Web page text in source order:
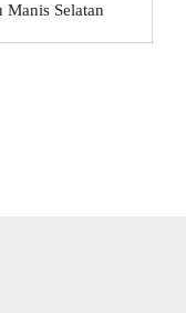
Manis Selatan